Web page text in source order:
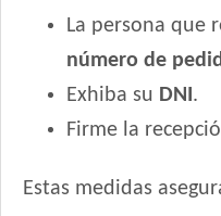
La persona que
número de
Exhiba su DNI.
Firme la
Estas medidas